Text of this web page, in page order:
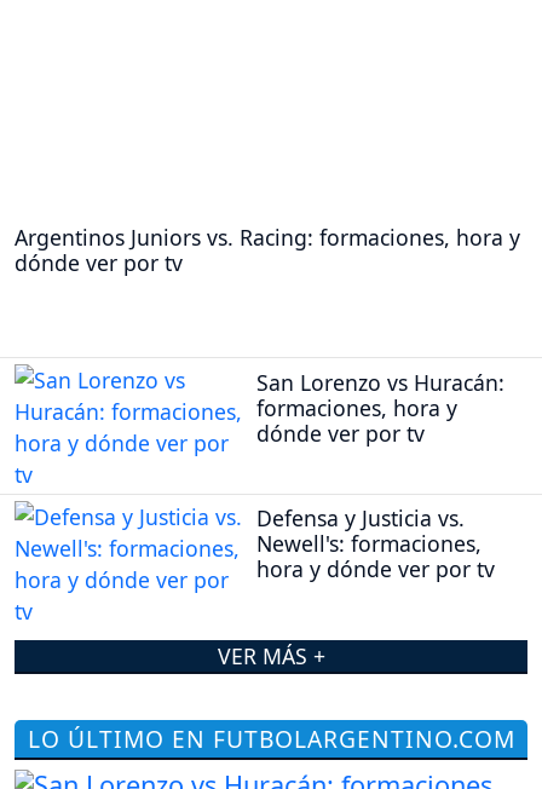
Argentinos Juniors vs. Racing: formaciones, hora y
dónde ver por tv
San Lorenzo vs Huracán:
formaciones, hora y
dónde ver por tv
Defensa y Justicia vs.
Newell's: formaciones,
hora y dónde ver por tv
VER MÁS +
LO ÚLTIMO EN FUTBOLARGENTINO.COM